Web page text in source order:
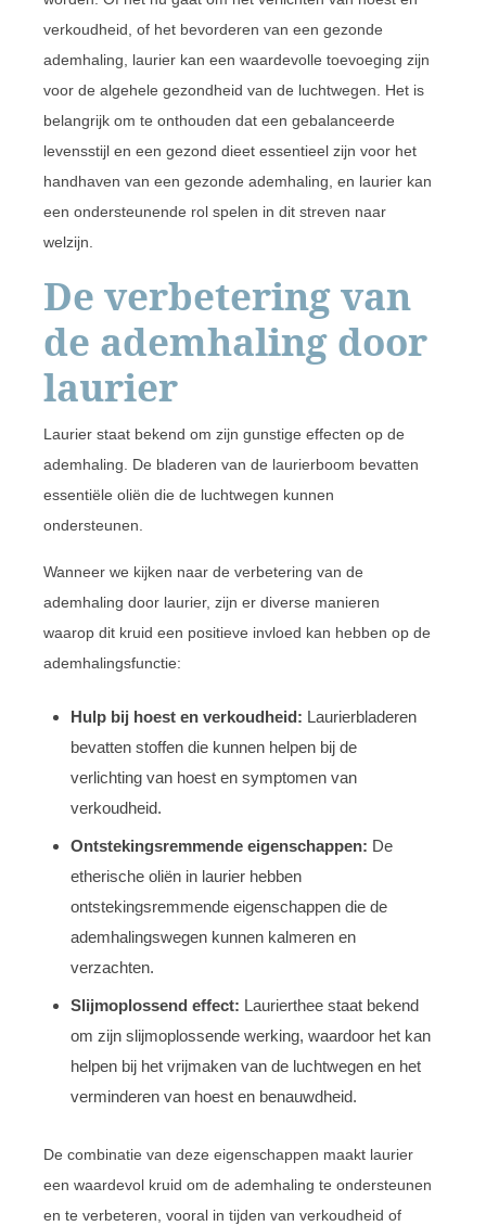
verkoudheid, of het bevorderen van een gezonde
ademhaling, laurier kan een waardevolle toevoeging zijn
voor de algehele gezondheid van de luchtwegen. Het is
belangrijk om te onthouden dat een gebalanceerde
levensstijl en een gezond dieet essentieel zijn voor het
handhaven van een gezonde ademhaling, en laurier kan
een ondersteunende rol spelen in dit streven naar
welzijn.
De verbetering van
de ademhaling door
laurier
Laurier staat bekend om zijn gunstige effecten op de
ademhaling. De bladeren van de laurierboom bevatten
essentiële oliën die de luchtwegen kunnen
ondersteunen.
Wanneer we kijken naar de verbetering van de
ademhaling door laurier, zijn er diverse manieren
waarop dit kruid een positieve invloed kan hebben op de
ademhalingsfunctie:
Hulp bij hoest en verkoudheid: Laurierbladeren
bevatten stoffen die kunnen helpen bij de
verlichting van hoest en symptomen van
verkoudheid.
Ontstekingsremmende eigenschappen: De
etherische oliën in laurier hebben
ontstekingsremmende eigenschappen die de
ademhalingswegen kunnen kalmeren en
verzachten.
Slijmoplossend effect: Laurierthee staat bekend
om zijn slijmoplossende werking, waardoor het kan
helpen bij het vrijmaken van de luchtwegen en het
verminderen van hoest en benauwdheid.
De combinatie van deze eigenschappen maakt laurier
een waardevol kruid om de ademhaling te ondersteunen
en te verbeteren, vooral in tijden van verkoudheid of